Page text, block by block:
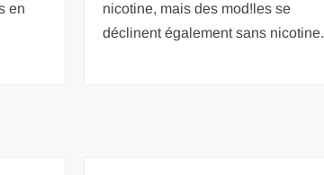
en
nicotine, mais des mod!les se
déclinent également sans nicotine.